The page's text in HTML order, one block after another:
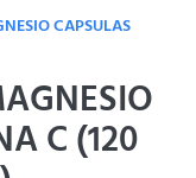
CAPSULAS
C (120